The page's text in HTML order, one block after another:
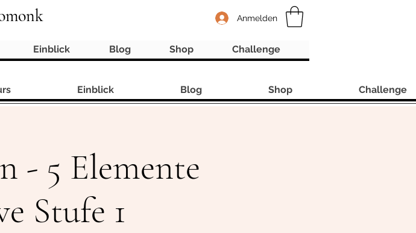
Anmelden
Einblick Blog Shop Challenge
- 5 Elemente
Stufe 1
Einblick Blog Shop Challenge